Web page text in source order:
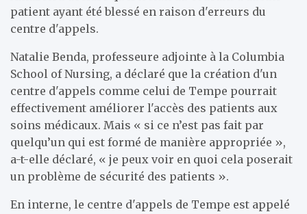
patient ayant été blessé en raison d'erreurs du
centre d'appels.
Natalie Benda, professeure adjointe à la Columbia
School of Nursing, a déclaré que la création d'un
centre d'appels comme celui de Tempe pourrait
effectivement améliorer l'accès des patients aux
soins médicaux. Mais « si ce n’est pas fait par
quelqu’un qui est formé de manière appropriée »,
a-t-elle déclaré, « je peux voir en quoi cela poserait
un problème de sécurité des patients ».
En interne, le centre d'appels de Tempe est appelé